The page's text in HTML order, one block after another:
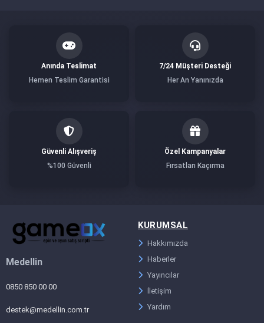
Anında Teslimat
Hemen Teslim Garantisi
7/24 Müşteri Desteği
Her An Yanınızda
Güvenli Alışveriş
%100 Güvenli
Özel Kampanyalar
Fırsatları Kaçırma
Medellin
0850 850 00 00
destek@medellin.com.tr
KURUMSAL
Hakkımızda
Haberler
Yayıncılar
İletişim
Yardım